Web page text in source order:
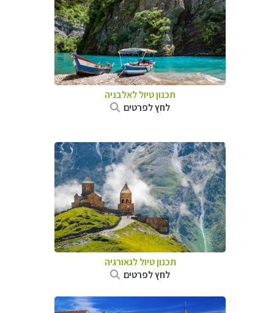
תכנון טיול לאלבניה
לחץ לפרטים
תכנון טיול לגאורגיה
לחץ לפרטים